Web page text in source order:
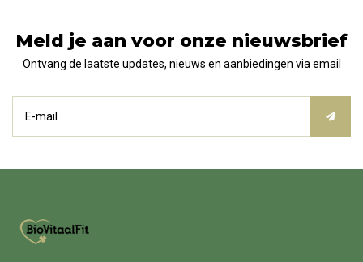
Meld je aan voor onze nieuwsbrief
Ontvang de laatste updates, nieuws en aanbiedingen via email